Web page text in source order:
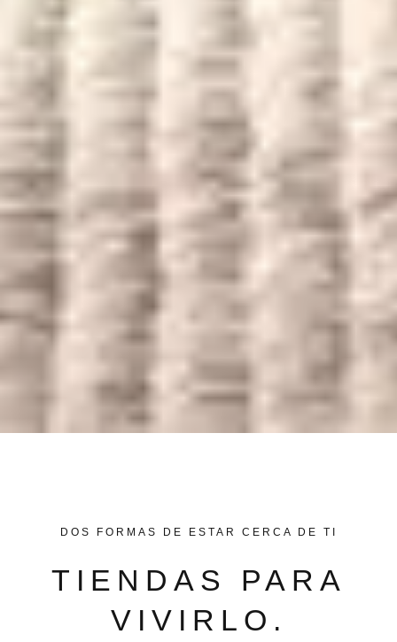
DOS FORMAS DE ESTAR CERCA DE TI
TIENDAS PARA
VIVIRLO.